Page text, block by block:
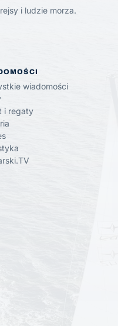
i ludzie morza.
wiadomości
i regaty